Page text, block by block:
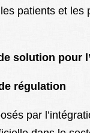
patients et les
solution pour
régulation
par